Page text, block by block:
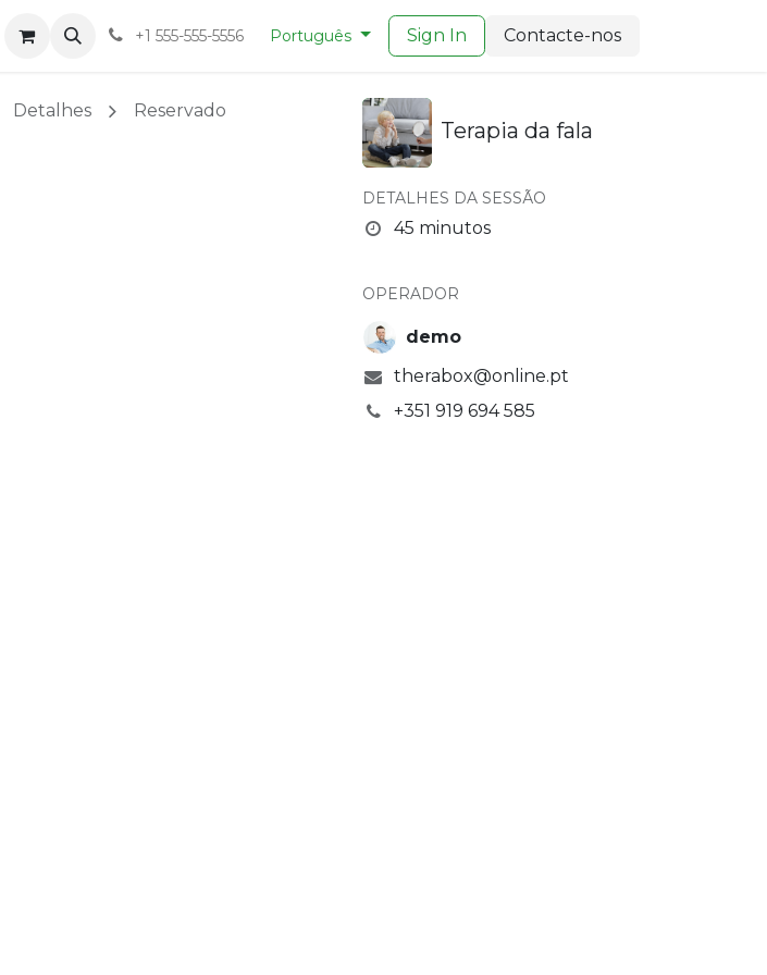
+1 555-555-5556 Português Sign In Contacte-nos
Detalhes Reservado
Terapia da fala
DETALHES DA SESSÃO
45 minutos
OPERADOR
demo
therabox@online.pt
+351 919 694 585